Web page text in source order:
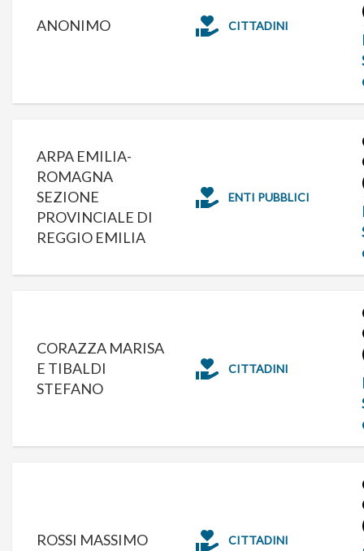
ANONIMO CITTADINI
ARPA EMILIA-
ROMAGNA
SEZIONE
PROVINCIALE DI
REGGIO EMILIA
ENTI PUBBLICI
CORAZZA MARISA
E TIBALDI
STEFANO
CITTADINI
ROSSI MASSIMO CITTADINI